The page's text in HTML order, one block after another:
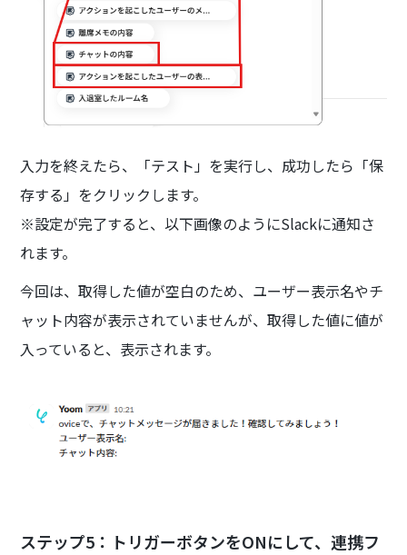
入力を終えたら、「テスト」を実行し、成功したら「保
存する」をクリックします。
※設定が完了すると、以下画像のようにSlackに通知さ
れます。
今回は、取得した値が空白のため、ユーザー表示名やチ
ャット内容が表示されていませんが、取得した値に値が
入っていると、表示されます。
ステップ5：トリガーボタンをONにして、連携フ